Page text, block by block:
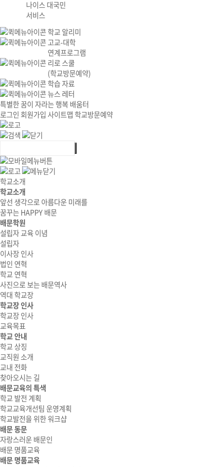
나이스 대국민
서비스
학교 알리미
고교-대학
연계프로그램
리로 스쿨
(학교방문예약)
학습 자료
뉴스 레터
특별한 꿈이 자라는 행복 배움터
로그인 회원가입사이트맵학교방문예약
학교소개
학교소개
앞선 생각으로 아름다운 미래를
꿈꾸는 HAPPY 배문
배문학원
설립자 교육 이념
설립자
이사장 인사
법인 연혁
학교 연혁
사진으로 보는 배문역사
역대 학교장
학교장 인사
학교장 인사
교육목표
학교 안내
학교 상징
교직원 소개
교내 전화
찾아오시는 길
배문교육의 특색
학교 발전 계획
학교교육개선팀 운영계획
학교발전을 위한 워크샵
배문 동문
자랑스러운 배문인
배문 명품교육
배문 명품교육